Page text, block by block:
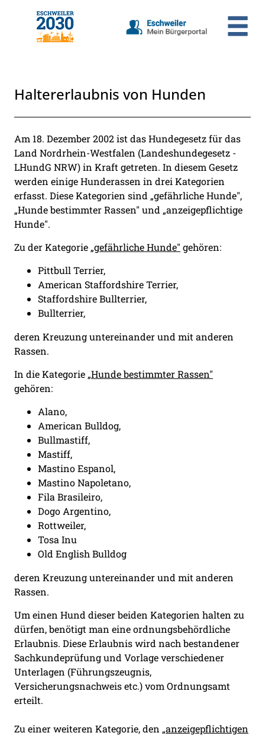
Zum Hauptinhalt springen
Haltererlaubnis von Hunden
Beschreibung
Am 18. Dezember 2002 ist das Hundegesetz für das
Land Nordrhein-Westfalen (Landeshundegesetz -
LHundG NRW) in Kraft getreten. In diesem Gesetz
werden einige Hunderassen in drei Kategorien
erfasst. Diese Kategorien sind „gefährliche Hunde",
„Hunde bestimmter Rassen" und „anzeigepflichtige
Hunde".
Zu der Kategorie „gefährliche Hunde" gehören:
Pittbull Terrier,
American Staffordshire Terrier,
Staffordshire Bullterrier,
Bullterrier,
deren Kreuzung untereinander und mit anderen
Rassen.
In die Kategorie „Hunde bestimmter Rassen"
gehören:
Alano,
American Bulldog,
Bullmastiff,
Mastiff,
Mastino Espanol,
Mastino Napoletano,
Fila Brasileiro,
Dogo Argentino,
Rottweiler,
Tosa Inu
Old English Bulldog
deren Kreuzung untereinander und mit anderen
Rassen.
Um einen Hund dieser beiden Kategorien halten zu
dürfen, benötigt man eine ordnungsbehördliche
Erlaubnis. Diese Erlaubnis wird nach bestandener
Sachkundeprüfung und Vorlage verschiedener
Unterlagen (Führungszeugnis,
Versicherungsnachweis etc.) vom Ordnungsamt
erteilt.
Zu einer weiteren Kategorie, den „anzeigepflichtigen